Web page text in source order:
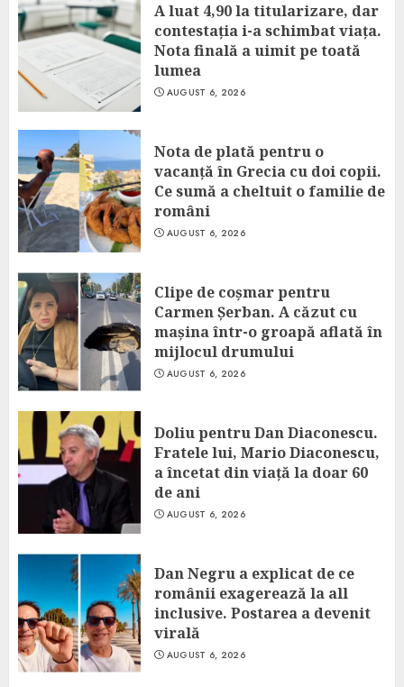
A luat 4,90 la titularizare, dar
contestația i-a schimbat viața.
Nota finală a uimit pe toată
lumea
AUGUST 6, 2026
Nota de plată pentru o
vacanță în Grecia cu doi copii.
Ce sumă a cheltuit o familie de
români
AUGUST 6, 2026
Clipe de coșmar pentru
Carmen Șerban. A căzut cu
mașina într-o groapă aflată în
mijlocul drumului
AUGUST 6, 2026
Doliu pentru Dan Diaconescu.
Fratele lui, Mario Diaconescu,
a încetat din viață la doar 60
de ani
AUGUST 6, 2026
Dan Negru a explicat de ce
românii exagerează la all
inclusive. Postarea a devenit
virală
AUGUST 6, 2026